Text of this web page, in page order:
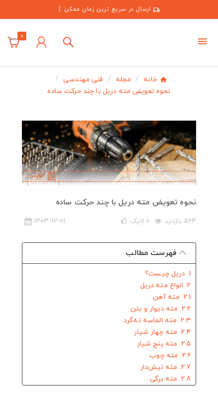
ارسال در سریع ترین زمان ممکن :)
0
خانه مجله
فنی مهندسی
نحوه تعویض مته دریل با چند حرکت ساده
نحوه تعویض مته دریل با چند حرکت ساده
564 بازدید 0 لایک 1403-12-01
فهرست مطالب
1. دریل چیست؟
2. انواع مته دریل
2.1. مته آهن
2.2. مته دیوار و بتن
2.3. مته الماسه ته‌گرد
2.4. مته چهار شیار
2.5. مته پنج شیار
2.6. مته چوب
2.7. مته نیش‌دار
2.8. مته برگی